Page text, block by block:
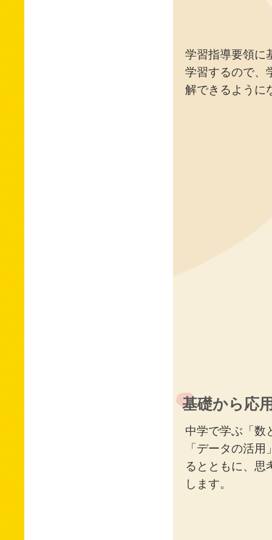
学習指導要領に
学習するので、
解できるように
基礎から応
中学で学ぶ「数
「データの活
るとともに、思
します。